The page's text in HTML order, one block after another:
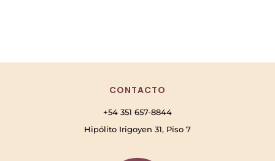
CONTACTO
+54 351 657-8844
Hipólito Irigoyen 31, Piso 7